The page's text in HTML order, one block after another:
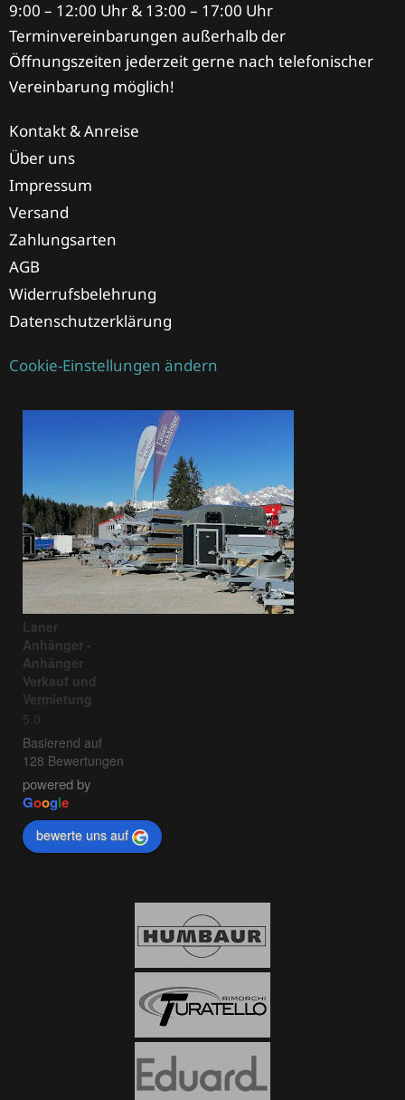
9:00 – 12:00 Uhr & 13:00 – 17:00 Uhr
Terminvereinbarungen außerhalb der
Öffnungszeiten jederzeit gerne nach telefonischer
Vereinbarung möglich!
Kontakt & Anreise
Über uns
Impressum
Versand
Zahlungsarten
AGB
Widerrufsbelehrung
Datenschutzerklärung
Cookie-Einstellungen ändern
Laner
Anhänger -
Anhänger
Verkauf und
Vermietung
5.0
Basierend auf
128 Bewertungen
powered by
Google
bewerte uns auf